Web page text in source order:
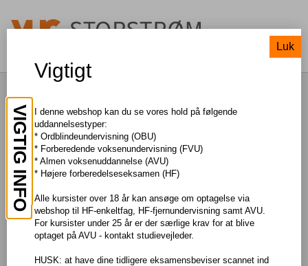
Engelsk, G
TIL SØGNING
Pris: DKK 150,00
Om faget
Du bliver lidt bedre til at forstå engelsk og til at tale og skrive på et
enkelt, forståeligt engelsk om almene emner.
VIGTIG INFO
Vigtigt
I denne webshop kan du se vores hold på følgende
uddannelsestyper:
* Ordblindeundervisning (OBU)
* Forberedende voksenundervisning (FVU)
* Almen voksenuddannelse (AVU)
* Højere forberedelseseksamen (HF)
Alle kursister over 18 år kan ansøge om optagelse via
webshop til HF-enkeltfag, HF-fjernundervisning samt AVU.
For kursister under 25 år er der særlige krav for at blive
optaget på AVU - kontakt studievejleder.
HUSK: at have dine tidligere eksamensbeviser scannet ind
Luk